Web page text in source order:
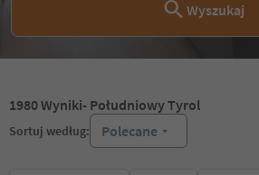
Wyszukaj
1980Wyniki- Południowy Tyrol
Sortuj według: Polecane